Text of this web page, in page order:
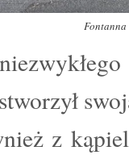
Fontanna
z